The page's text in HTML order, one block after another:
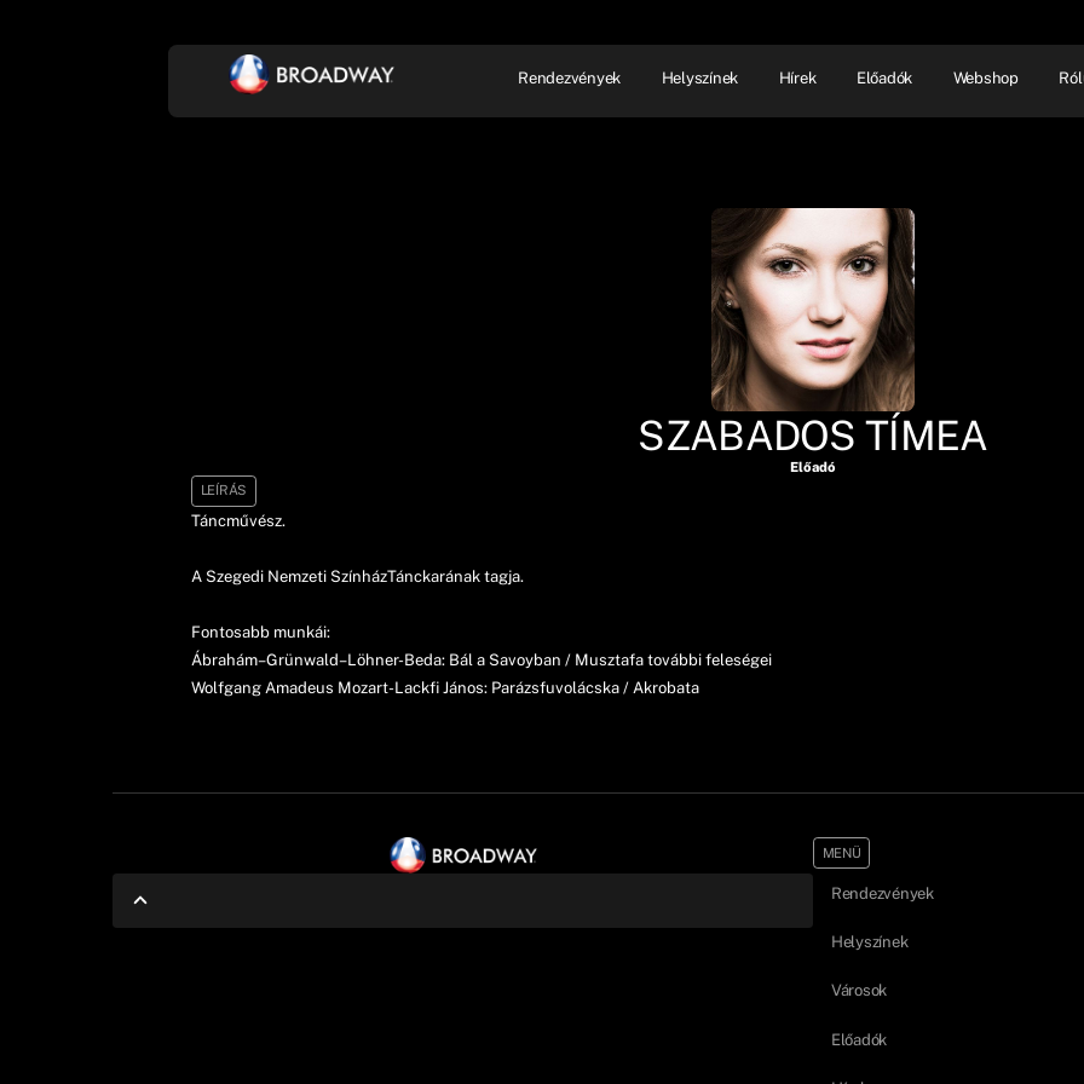
Rendezvények Helyszínek Hírek Előadók Webshop
SZABADOS TÍMEA
Előadó
LEÍRÁS
Táncművész.
A Szegedi Nemzeti SzínházTánckarának tagja.
Fontosabb munkái:
Ábrahám–Grünwald–Löhner-Beda: Bál a Savoyban / Musztafa további feleségei
Wolfgang Amadeus Mozart-Lackfi János: Parázsfuvolácska / Akrobata
MENÜ
Rendezvények
Helyszínek
Városok
Előadók